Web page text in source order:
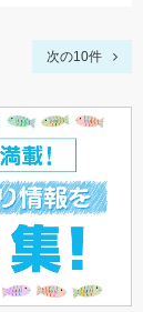
次の10件